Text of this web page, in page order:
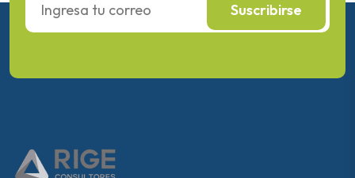
Suscribirse